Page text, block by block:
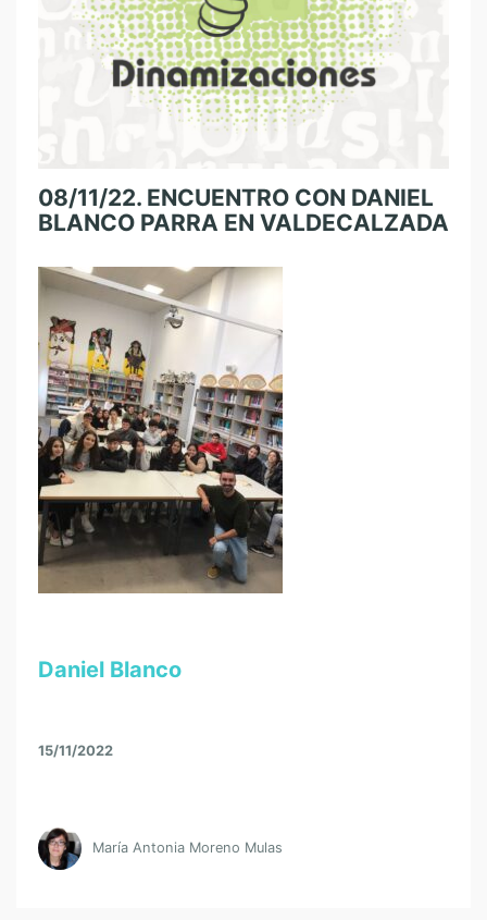
08/11/22. ENCUENTRO CON DANIEL
BLANCO PARRA EN VALDECALZADA
Daniel Blanco
15/11/2022
María Antonia Moreno Mulas